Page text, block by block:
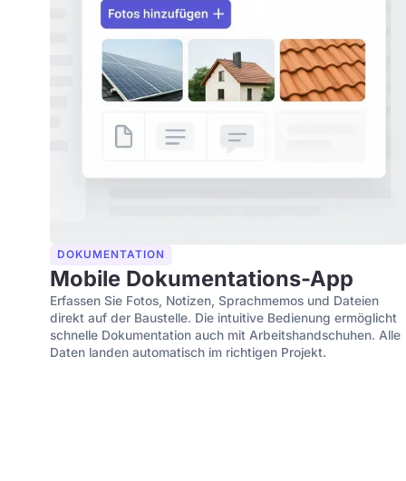
DOKUMENTATION
Mobile Dokumentations-App
Erfassen Sie Fotos, Notizen, Sprachmemos und Dateien
direkt auf der Baustelle. Die intuitive Bedienung ermöglicht
schnelle Dokumentation auch mit Arbeitshandschuhen. Alle
Daten landen automatisch im richtigen Projekt.